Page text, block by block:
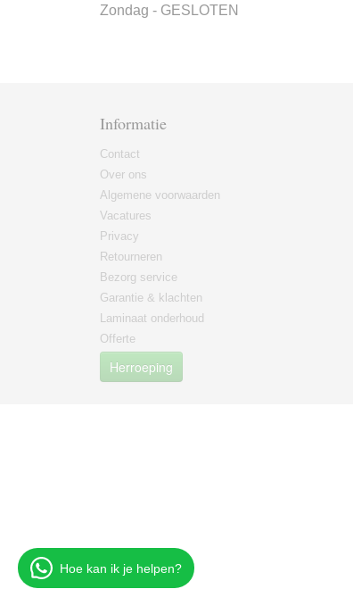
Zondag - GESLOTEN
Informatie
Contact
Over ons
Algemene voorwaarden
Vacatures
Privacy
Retourneren
Bezorg service
Garantie & klachten
Laminaat onderhoud
Offerte
Herroeping
Hoe kan ik je helpen?